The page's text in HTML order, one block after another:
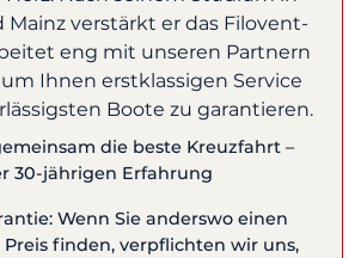
Mainz verstärkt er das Filovent-
eng mit unseren Partnern
Ihnen erstklassigen Service
Boote zu garantieren.
die beste Kreuzfahrt –
30-jährigen Erfahrung
Wenn Sie anderswo einen
finden, verpflichten wir uns,